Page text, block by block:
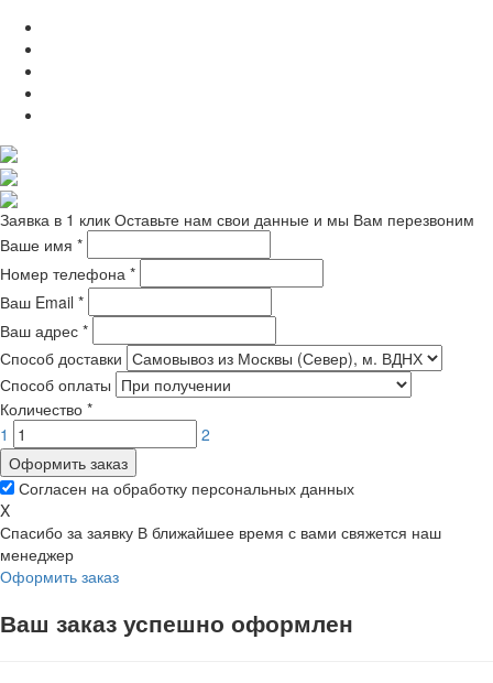
Заявка в 1 клик Оставьте нам свои данные и мы Вам перезвоним
Ваше имя *
Номер телефона *
Ваш Email *
Ваш адрес *
Способ доставки
Способ оплаты
Количество *
1
2
Оформить заказ
Согласен на обработку персональных данных
X
Спасибо за заявку В ближайшее время с вами свяжется наш
менеджер
Оформить заказ
Ваш заказ успешно оформлен